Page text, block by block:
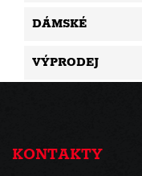
DÁMSKÉ
VÝPRODEJ
KONTAKTY